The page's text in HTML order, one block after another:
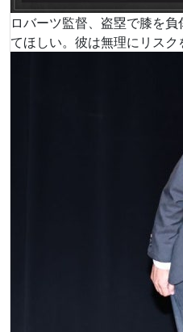
ロバーツ監督、盗塁で膝を
てほしい。彼は無理にリスク